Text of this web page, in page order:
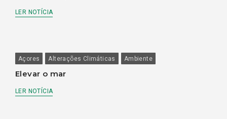
LER NOTÍCIA
Açores Alterações Climáticas Ambiente
Elevar o mar
LER NOTÍCIA